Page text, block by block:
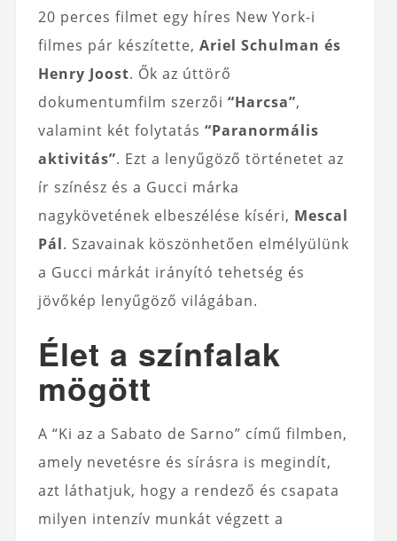
20 perces filmet egy híres New York-i
filmes pár készítette, Ariel Schulman és
Henry Joost. Ők az úttörő
dokumentumfilm szerzői “Harcsa”,
valamint két folytatás “Paranormális
aktivitás”. Ezt a lenyűgöző történetet az
ír színész és a Gucci márka
nagykövetének elbeszélése kíséri, Mescal
Pál. Szavainak köszönhetően elmélyülünk
a Gucci márkát irányító tehetség és
jövőkép lenyűgöző világában.
Élet a színfalak
mögött
A “Ki az a Sabato de Sarno” című filmben,
amely nevetésre és sírásra is megindít,
azt láthatjuk, hogy a rendező és csapata
milyen intenzív munkát végzett a